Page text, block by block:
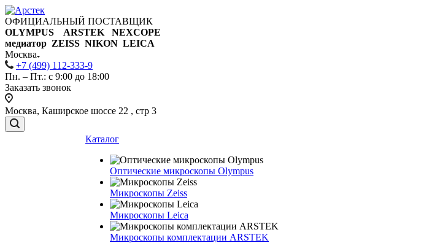
ОФИЦИАЛЬНЫЙ ПОСТАВЩИК
OLYMPUS ARSTEK NEXCOPE
медиатор ZEISS NIKON LEICA
Москва
+7 (499) 112-333-9
Пн. – Пт.: с 9:00 до 18:00
Заказать звонок
Москва, Каширское шоссе 22 , стр 3
Каталог
Оптические микроскопы Olympus
Микроскопы Zeiss
Микроскопы Leica
Микроскопы комплектации ARSTEK